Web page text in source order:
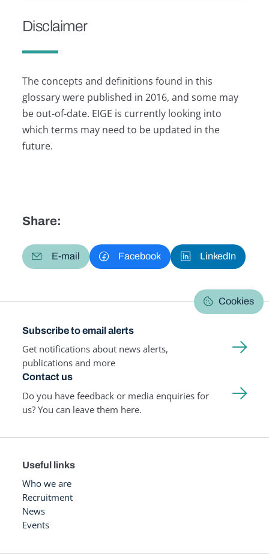
Disclaimer
The concepts and definitions found in this
glossary were published in 2016, and some may
be out-of-date. EIGE is currently looking into
which terms may need to be updated in the
future.
Share:
E-mail Facebook LinkedIn
Cookies
Subscribe to email alerts
Get notifications about news alerts,
publications and more
Contact us
Do you have feedback or media enquiries for
us? You can leave them here.
Useful links
Who we are
Recruitment
News
Events